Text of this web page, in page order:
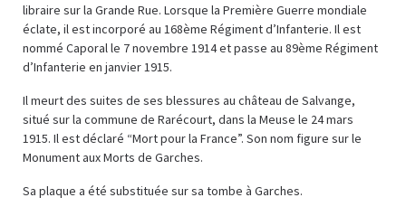
libraire sur la Grande Rue. Lorsque la Première Guerre mondiale
éclate, il est incorporé au 168ème Régiment d’Infanterie. Il est
nommé Caporal le 7 novembre 1914 et passe au 89ème Régiment
d’Infanterie en janvier 1915.
Il meurt des suites de ses blessures au château de Salvange,
situé sur la commune de Rarécourt, dans la Meuse le 24 mars
1915. Il est déclaré “Mort pour la France”. Son nom figure sur le
Monument aux Morts de Garches.
Sa plaque a été substituée sur sa tombe à Garches.